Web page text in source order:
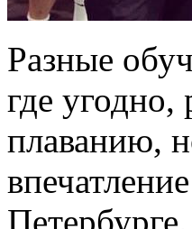
Разные
где угодно,
плаванию,